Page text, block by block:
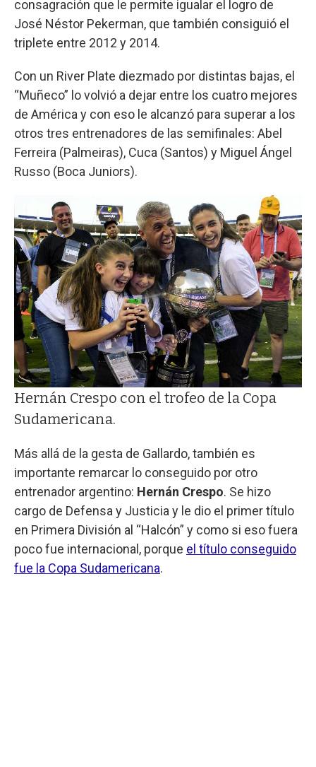
consagración que le permite igualar el logro de
José Néstor Pekerman, que también consiguió el
triplete entre 2012 y 2014.
Con un River Plate diezmado por distintas bajas, el
“Muñeco” lo volvió a dejar entre los cuatro mejores
de América y con eso le alcanzó para superar a los
otros tres entrenadores de las semifinales: Abel
Ferreira (Palmeiras), Cuca (Santos) y Miguel Ángel
Russo (Boca Juniors).
Hernán Crespo con el trofeo de la Copa
Sudamericana.
Más allá de la gesta de Gallardo, también es
importante remarcar lo conseguido por otro
entrenador argentino: Hernán Crespo. Se hizo
cargo de Defensa y Justicia y le dio el primer título
en Primera División al “Halcón” y como si eso fuera
poco fue internacional, porque el título conseguido
fue la Copa Sudamericana.